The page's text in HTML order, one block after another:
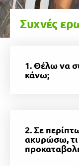
Συχνές
1. Θέλω να
κάνω;
2. Σε
ακυρώσω, τι